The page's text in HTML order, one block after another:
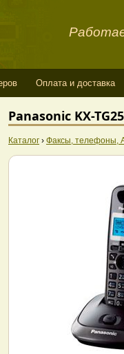
Оплата и доставка
Panasonic KX-
Каталог › Факсы, телефоны,